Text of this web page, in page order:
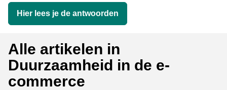
Hier lees je de antwoorden
Alle artikelen in
Duurzaamheid in de e-
commerce